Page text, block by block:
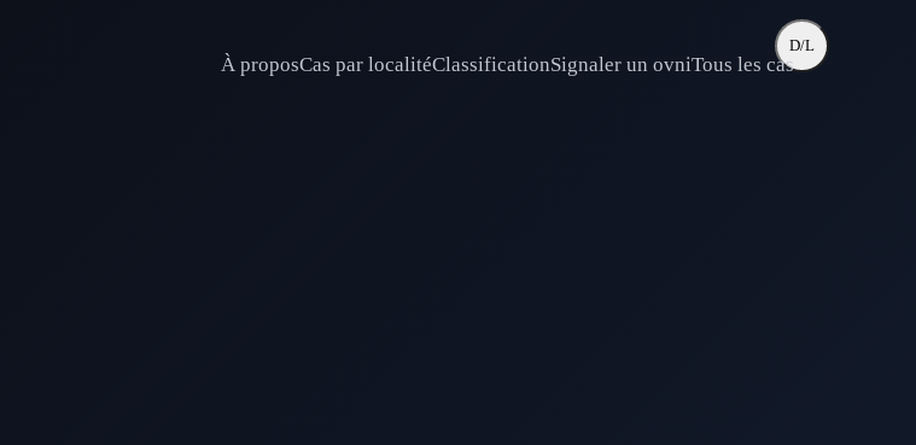
À proposCas par localitéClassificationSignaler un ovniTous les cas
D/L